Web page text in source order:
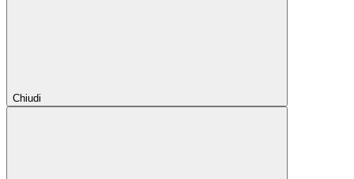
Chiudi